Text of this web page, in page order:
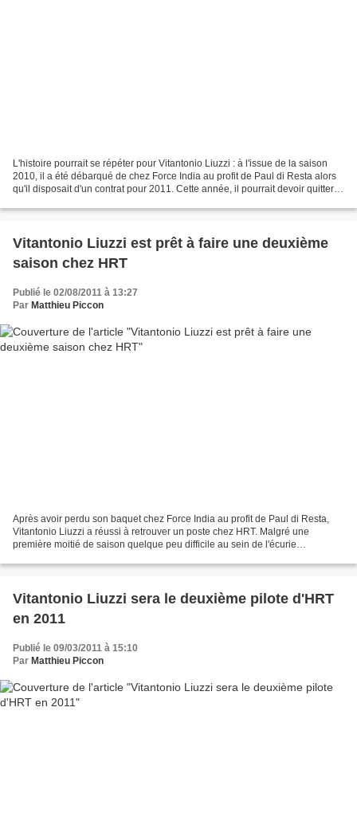
L'histoire pourrait se répéter pour Vitantonio Liuzzi : à l'issue de la saison
2010, il a été débarqué de chez Force India au profit de Paul di Resta alors
qu'il disposait d'un contrat pour 2011. Cette année, il pourrait devoir quitter
Vitantonio Liuzzi est prêt à faire une deuxième
saison chez HRT
Publié le 02/08/2011 à 13:27
Par Matthieu Piccon
Après avoir perdu son baquet chez Force India au profit de Paul di Resta,
Vitantonio Liuzzi a réussi à retrouver un poste chez HRT. Malgré une
première moitié de saison quelque peu difficile au sein de l'écurie
Vitantonio Liuzzi sera le deuxième pilote d'HRT
en 2011
Publié le 09/03/2011 à 15:10
Par Matthieu Piccon